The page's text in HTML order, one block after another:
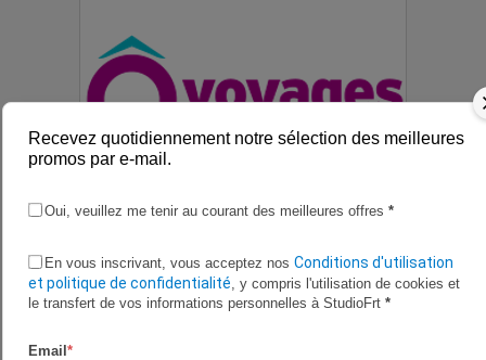
Bénéficiez sur O voyages de 5% de
réduction
Recevez quotidiennement notre sélection des meilleures
promos par e-mail.
Oui, veuillez me tenir au courant des meilleures offres *
En vous inscrivant, vous acceptez nos Conditions d'utilisation
et politique de confidentialité , y compris l'utilisation de cookies et
le transfert de vos informations personnelles à StudioFrt *
Email *